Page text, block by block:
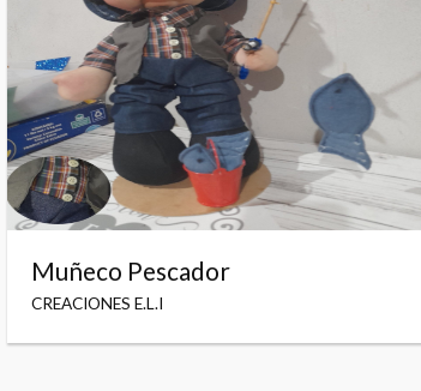
Muñeco Pescador
CREACIONES E.L.I